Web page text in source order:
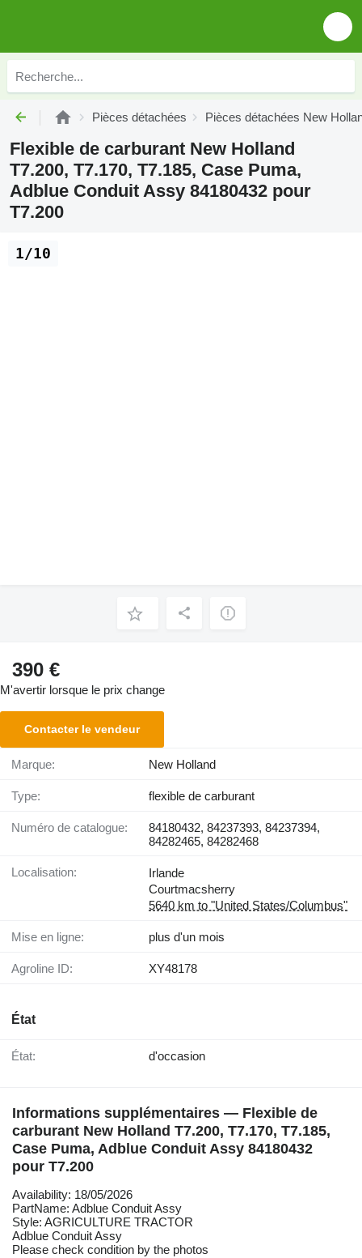
Pièces détachées Pièces détachées New
Flexible de carburant New Holland
T7.200, T7.170, T7.185, Case Puma,
Adblue Conduit Assy 84180432 pour
T7.200
1/10
390 €
M'avertir lorsque le prix change
Contacter le vendeur
Marque: New Holland
Type: flexible de carburant
Numéro de catalogue:
84180432, 84237393, 84237394,
84282465, 84282468
Localisation:
Irlande
Courtmacsherry
5640 km to "United States/Columbus"
Mise en ligne: plus d'un mois
Agroline ID: XY48178
État
État: d'occasion
Informations supplémentaires — Flexible de
carburant New Holland T7.200, T7.170, T7.185,
Case Puma, Adblue Conduit Assy 84180432
pour T7.200
Availability: 18/05/2026
PartName: Adblue Conduit Assy
Style: AGRICULTURE TRACTOR
Adblue Conduit Assy
Please check condition by the photos